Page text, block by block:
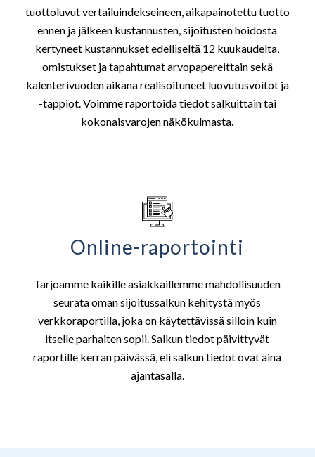
tuottoluvut vertailuindekseineen, aikapainotettu tuotto
ennen ja jälkeen kustannusten, sijoitusten hoidosta
kertyneet kustannukset edelliseltä 12 kuukaudelta,
omistukset ja tapahtumat arvopapereittain sekä
kalenterivuoden aikana realisoituneet luovutusvoitot ja
-tappiot. Voimme raportoida tiedot salkuittain tai
kokonaisvarojen näkökulmasta.
Online-raportointi
Tarjoamme kaikille asiakkaillemme mahdollisuuden
seurata oman sijoitussalkun kehitystä myös
verkkoraportilla, joka on käytettävissä silloin kuin
itselle parhaiten sopii. Salkun tiedot päivittyvät
raportille kerran päivässä, eli salkun tiedot ovat aina
ajantasalla.